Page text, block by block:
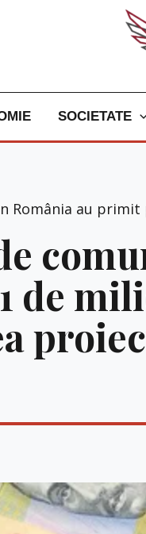
SOCIETATE
România au
de